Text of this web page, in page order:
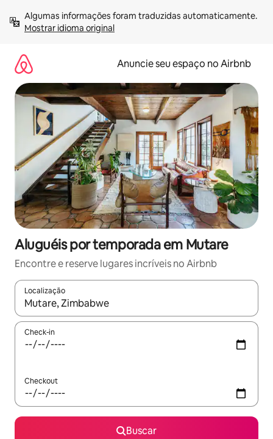
para
Mostrar idioma original
Anuncie seu espaço no Airbnb
Aluguéis por temporada em Mutare
Encontre e reserve lugares incríveis no Airbnb
Localização
Quando os resultados estiverem disponíveis, explore-os
Check-in
Checkout
Buscar